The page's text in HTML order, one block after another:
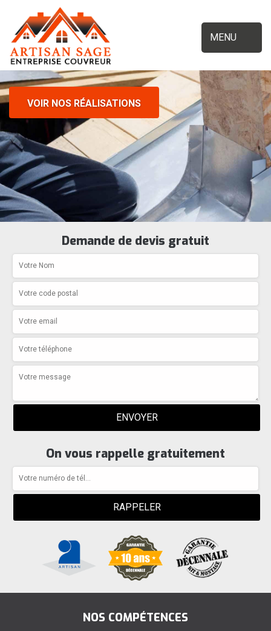
MENU
VOIR NOS RÉALISATIONS
Demande de devis gratuit
On vous rappelle gratuitement
NOS COMPÉTENCES